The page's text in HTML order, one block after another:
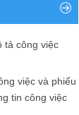
tả công việc
việc và phiếu
tin công việc